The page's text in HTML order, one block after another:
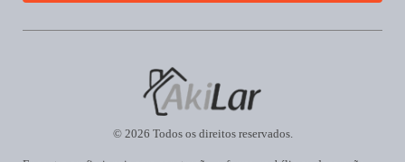
© 2026 Todos os direitos reservados.